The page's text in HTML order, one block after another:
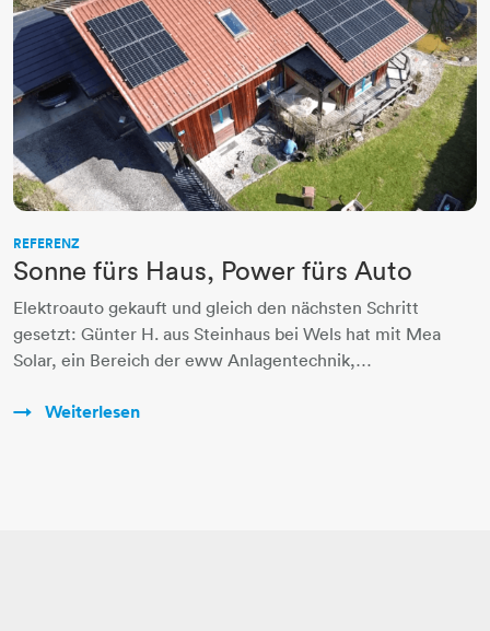
REFERENZ
Sonne fürs Haus, Power fürs Auto
Elektroauto gekauft und gleich den nächsten Schritt
gesetzt: Günter H. aus Steinhaus bei Wels hat mit Mea
Solar, ein Bereich der eww Anlagentechnik,…
Weiterlesen